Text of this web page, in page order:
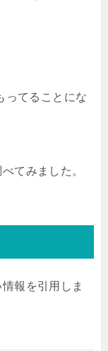
ってることにな
てみました。
報を引用しま